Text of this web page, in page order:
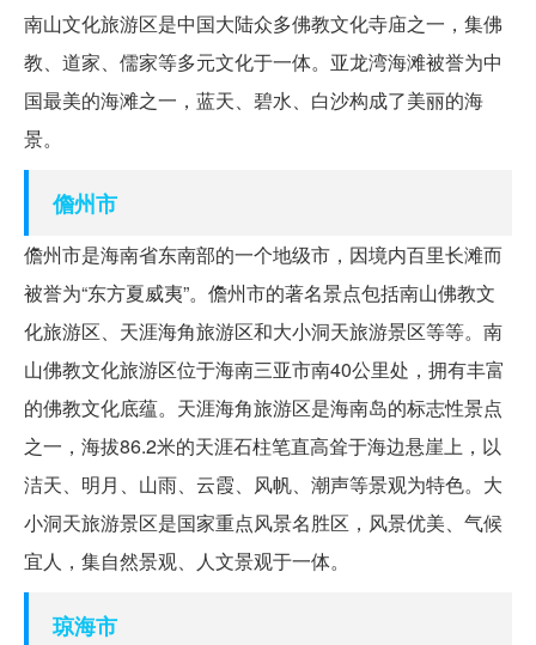
南山文化旅游区是中国大陆众多佛教文化寺庙之一，集佛
教、道家、儒家等多元文化于一体。亚龙湾海滩被誉为中
国最美的海滩之一，蓝天、碧水、白沙构成了美丽的海
景。
儋州市
儋州市是海南省东南部的一个地级市，因境内百里长滩而
被誉为“东方夏威夷”。儋州市的著名景点包括南山佛教文
化旅游区、天涯海角旅游区和大小洞天旅游景区等等。南
山佛教文化旅游区位于海南三亚市南40公里处，拥有丰富
的佛教文化底蕴。天涯海角旅游区是海南岛的标志性景点
之一，海拔86.2米的天涯石柱笔直高耸于海边悬崖上，以
洁天、明月、山雨、云霞、风帆、潮声等景观为特色。大
小洞天旅游景区是国家重点风景名胜区，风景优美、气候
宜人，集自然景观、人文景观于一体。
琼海市